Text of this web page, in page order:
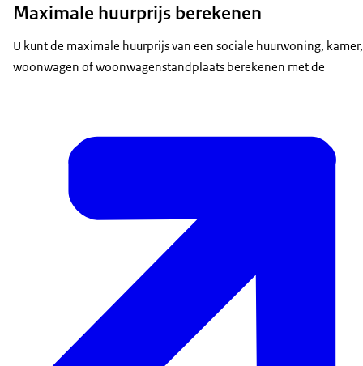
Maximale huurprijs berekenen
U kunt de maximale huurprijs van een sociale huurwoning, kamer,
woonwagen of woonwagenstandplaats berekenen met de